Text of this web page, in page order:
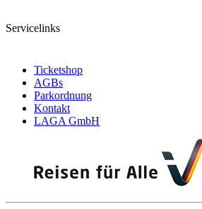
Servicelinks
Ticketshop
AGBs
Parkordnung
Kontakt
LAGA GmbH